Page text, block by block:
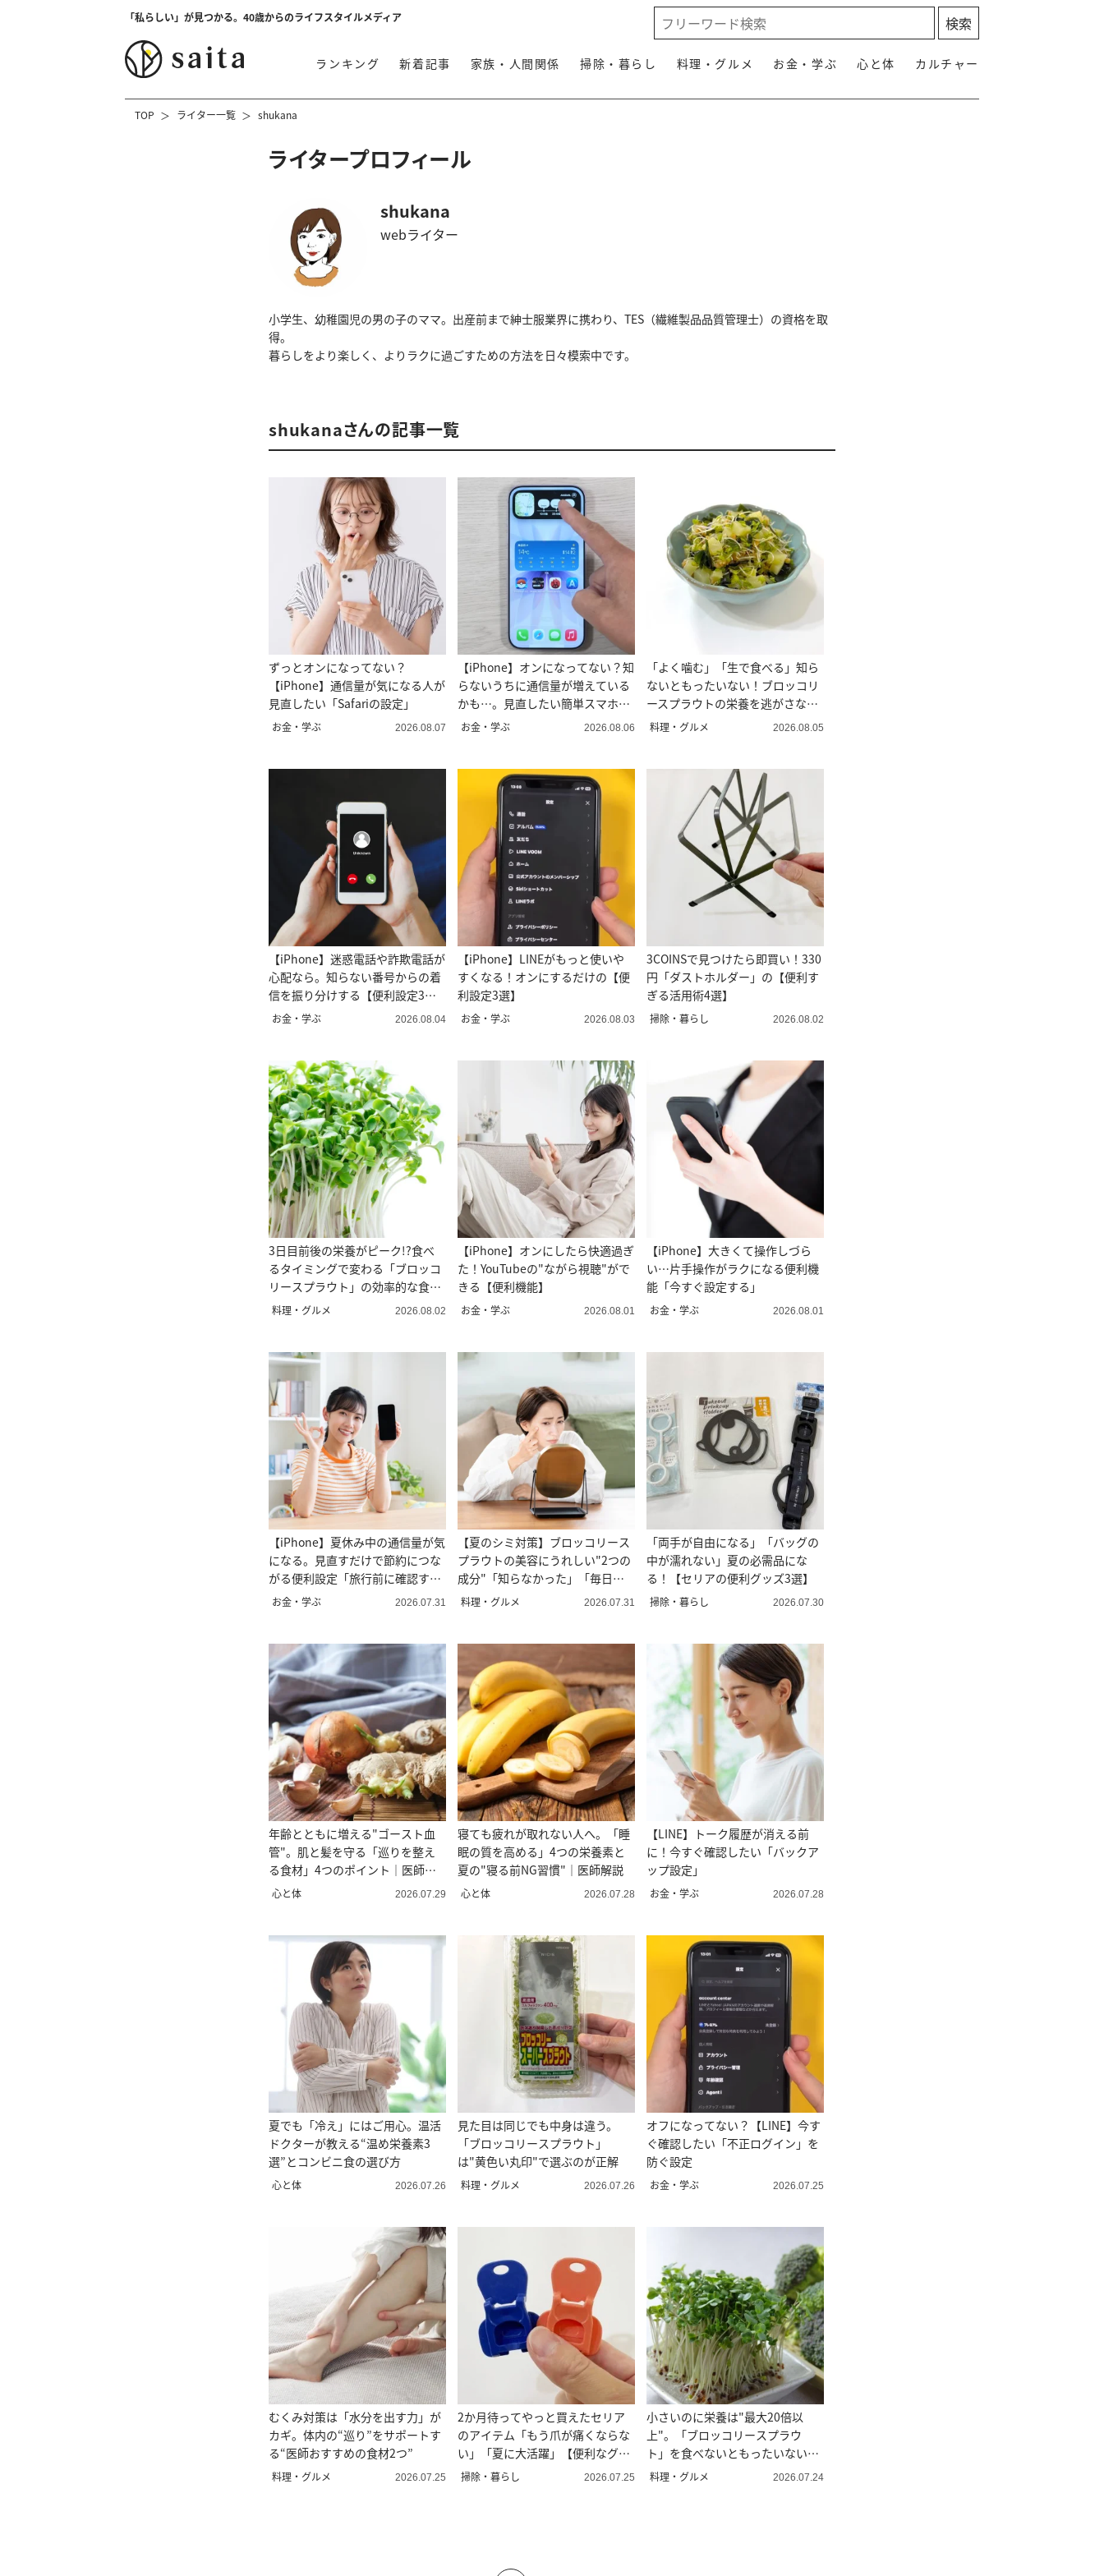
「私らしい」が見つかる。40歳からのライフスタイルメディア
ランキング 新着記事 家族・人間関係 掃除・暮らし 料理・グルメ お金・学ぶ 心と体 カルチャー
TOP ライター一覧 shukana
ライタープロフィール
shukana
webライター
小学生、幼稚園児の男の子のママ。出産前まで紳士服業界に携わり、TES（繊維製品品質管理士）の資格を取
得。
暮らしをより楽しく、よりラクに過ごすための方法を日々模索中です。
shukanaさんの記事一覧
ずっとオンになってない？
【iPhone】通信量が気になる人が
見直したい「Safariの設定」
お金・学ぶ 2026.08.07
【iPhone】オンになってない？知
らないうちに通信量が増えている
かも…。見直したい簡単スマホ設
定
お金・学ぶ 2026.08.06
「よく噛む」「生で食べる」知ら
ないともったいない！ブロッコリ
ースプラウトの栄養を逃がさない
食べ方
料理・グルメ 2026.08.05
【iPhone】迷惑電話や詐欺電話が
心配なら。知らない番号からの着
信を振り分けする【便利設定3
つ】
お金・学ぶ 2026.08.04
【iPhone】LINEがもっと使いや
すくなる！オンにするだけの【便
利設定3選】
お金・学ぶ 2026.08.03
3COINSで見つけたら即買い！330
円「ダストホルダー」の【便利す
ぎる活用術4選】
掃除・暮らし 2026.08.02
3日目前後の栄養がピーク!?食べ
るタイミングで変わる「ブロッコ
リースプラウト」の効率的な食べ
方
料理・グルメ 2026.08.02
【iPhone】オンにしたら快適過ぎ
た！YouTubeの"ながら視聴"がで
きる【便利機能】
お金・学ぶ 2026.08.01
【iPhone】大きくて操作しづら
い…片手操作がラクになる便利機
能「今すぐ設定する」
お金・学ぶ 2026.08.01
【iPhone】夏休み中の通信量が気
になる。見直すだけで節約につな
がる便利設定「旅行前に確認す
る」
お金・学ぶ 2026.07.31
【夏のシミ対策】ブロッコリース
プラウトの美容にうれしい"2つの
成分"「知らなかった」「毎日食
べたい」
料理・グルメ 2026.07.31
「両手が自由になる」「バッグの
中が濡れない」夏の必需品にな
る！【セリアの便利グッズ3選】
掃除・暮らし 2026.07.30
年齢とともに増える"ゴースト血
管"。肌と髪を守る「巡りを整え
る食材」4つのポイント｜医師解
説
心と体 2026.07.29
寝ても疲れが取れない人へ。「睡
眠の質を高める」4つの栄養素と
夏の"寝る前NG習慣"｜医師解説
心と体 2026.07.28
【LINE】トーク履歴が消える前
に！今すぐ確認したい「バックア
ップ設定」
お金・学ぶ 2026.07.28
夏でも「冷え」にはご用心。温活
ドクターが教える“温め栄養素3
選”とコンビニ食の選び方
心と体 2026.07.26
見た目は同じでも中身は違う。
「ブロッコリースプラウト」
は"黄色い丸印"で選ぶのが正解
料理・グルメ 2026.07.26
オフになってない？【LINE】今す
ぐ確認したい「不正ログイン」を
防ぐ設定
お金・学ぶ 2026.07.25
むくみ対策は「水分を出す力」が
カギ。体内の“巡り”をサポートす
る“医師おすすめの食材2つ”
料理・グルメ 2026.07.25
2か月待ってやっと買えたセリア
のアイテム「もう爪が痛くならな
い」「夏に大活躍」【便利なグッ
ズ紹介】
掃除・暮らし 2026.07.25
小さいのに栄養は"最大20倍以
上"。「ブロッコリースプラウ
ト」を食べないともったいない理
由
料理・グルメ 2026.07.24